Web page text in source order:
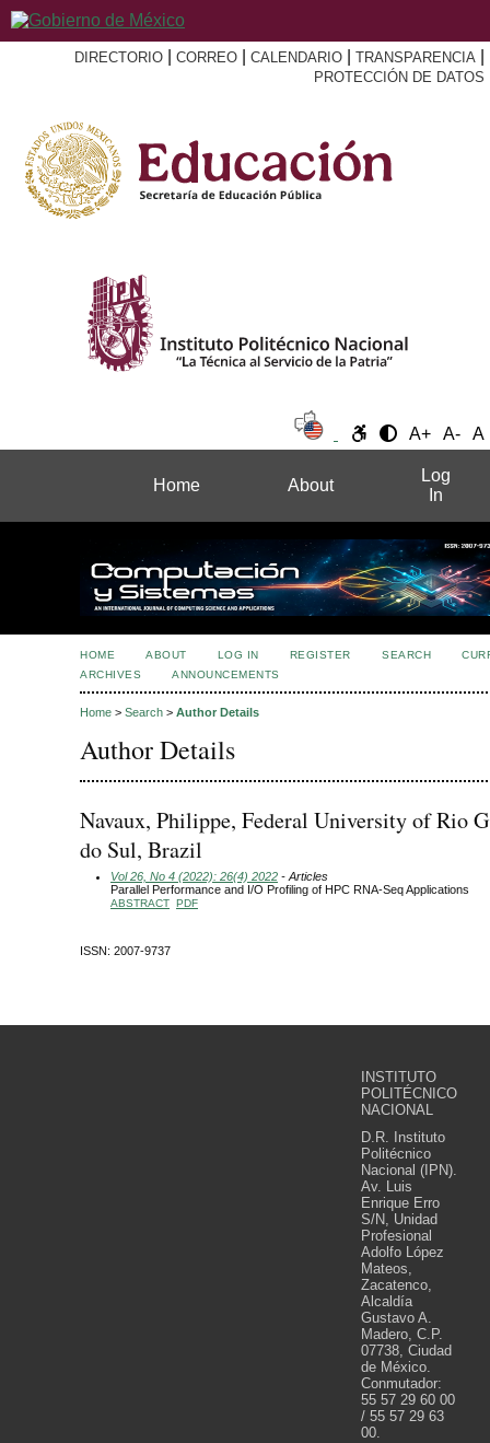
DIRECTORIO CORREO CALENDARIO TRANSPARENCIA
PROTECCIÓN DE DATOS
A+ A- A
Home About
Log
In
HOME ABOUT LOG IN REGISTER SEARCH
ARCHIVES
ANNOUNCEMENTS
Home > Search > Author Details
Author Details
Navaux, Philippe, Federal University of Rio
do Sul, Brazil
Vol 26, No 4 (2022): 26(4) 2022 - Articles
Parallel Performance and I/O Profiling of HPC RNA-Seq Applications
ABSTRACT PDF
ISSN: 2007-9737
INSTITUTO
POLITÉCNICO
NACIONAL
D.R. Instituto
Politécnico
Nacional (IPN).
Av. Luis
Enrique Erro
S/N, Unidad
Profesional
Adolfo López
Mateos,
Zacatenco,
Alcaldía
Gustavo A.
Madero, C.P.
07738, Ciudad
de México.
Conmutador:
55 57 29 60 00
/ 55 57 29 63
00.